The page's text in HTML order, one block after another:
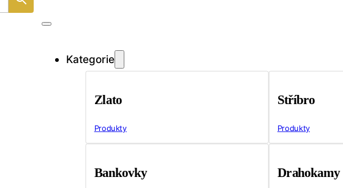
Kategorie
Zlato
Produkty
Stříbro
Produkty
Bankovky Drahokamy